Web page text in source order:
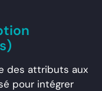
des attributs aux
pour intégrer